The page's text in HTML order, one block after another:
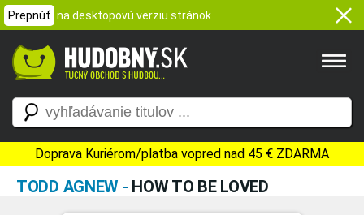
Prepnúť na desktopovú verziu stránok
Doprava Kuriérom/platba vopred nad 45 € ZDARMA
TODD AGNEW - HOW TO BE LOVED